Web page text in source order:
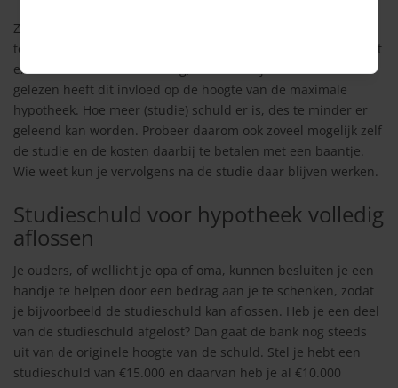
Zelf geld sparen met behulp van een bijbaan om in de
toekomst de extra kosten om een woning te kopen is slim. Het
extra lenen is minder handig, want zoals je eerder hebt
gelezen heeft dit invloed op de hoogte van de maximale
hypotheek. Hoe meer (studie) schuld er is, des te minder er
geleend kan worden. Probeer daarom ook zoveel mogelijk zelf
de studie en de kosten daarbij te betalen met een baantje.
Wie weet kun je vervolgens na de studie daar blijven werken.
Studieschuld voor hypotheek volledig
aflossen
Je ouders, of wellicht je opa of oma, kunnen besluiten je een
handje te helpen door een bedrag aan je te schenken, zodat
je bijvoorbeeld de studieschuld kan aflossen. Heb je een deel
van de studieschuld afgelost? Dan gaat de bank nog steeds
uit van de originele hoogte van de schuld. Stel je hebt een
studieschuld van €15.000 en daarvan heb je al €10.000